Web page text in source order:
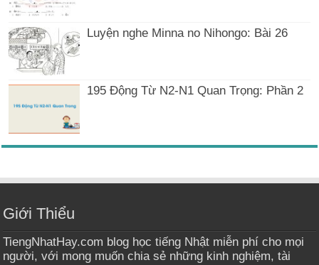
Luyện nghe Minna no Nihongo: Bài 26
195 Động Từ N2-N1 Quan Trọng: Phần 2
Giới Thiểu
TiengNhatHay.com blog học tiếng Nhật miễn phí cho mọi
người, với mong muốn chia sẻ những kinh nghiệm, tài